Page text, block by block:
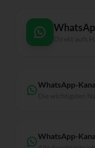
WhatsApp-
WhatsApp-